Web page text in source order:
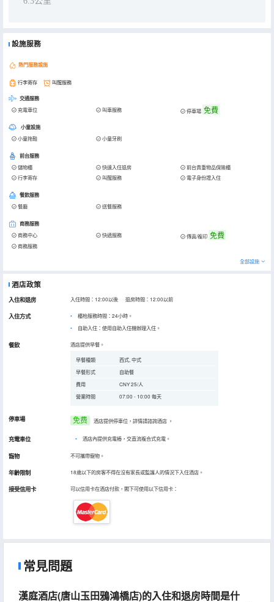
設施服務
熱門服務設施
行李寄存 叫醒服務
交通服務
充電車位 叫車服務 停車場 免費
小童設施
小童拖鞋 小童牙刷
前台服務
儲物櫃 快速入住退房
前台貴重物品保險櫃
行李寄存
叫醒服務 電子身份證入住
餐飲服務
餐廳 送餐服務
商務服務
商務中心 快遞服務 傳真/複印 免費
商務服務
全部設施
酒店政策
入住和退房 入住時間：12:00以後 退房時間：12:00以前
入住方式
櫃枱服務時間：24小時。
自助入住：使用自助入住機辦理入住。
餐飲 酒店提供早餐。
早餐種類
西式, 中式
早餐形式
自助餐
費用
CNY 25/人
營業時間
07:00 - 10:00 每天
停車場 免费 酒店提供停車位，詳情請諮詢酒店 。
充電車位 • 酒店內提供充電樁，交直流複合式充電。
寵物 不可攜帶寵物。
年齡限制 18歲以下的房客不得在沒有家長或監護人的情況下入住酒店。
接受信用卡 可以信用卡在酒店付款，閣下可使用以下信用卡：
常見問題
漢庭酒店(唐山玉田鴉鴻橋店)的入住和退房時間是什